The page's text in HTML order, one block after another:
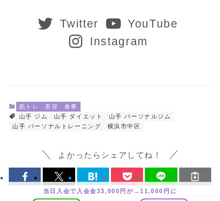
Twitter
YouTube
Instagram
筋トレ 美容
食事
山手 ジム
山手 ダイエット
山手 パーソナルジム
山手 パーソナルトレーニング
横浜市中区
よかったらシェアしてね！
当日入会で入会金33,000円が→11,000円に